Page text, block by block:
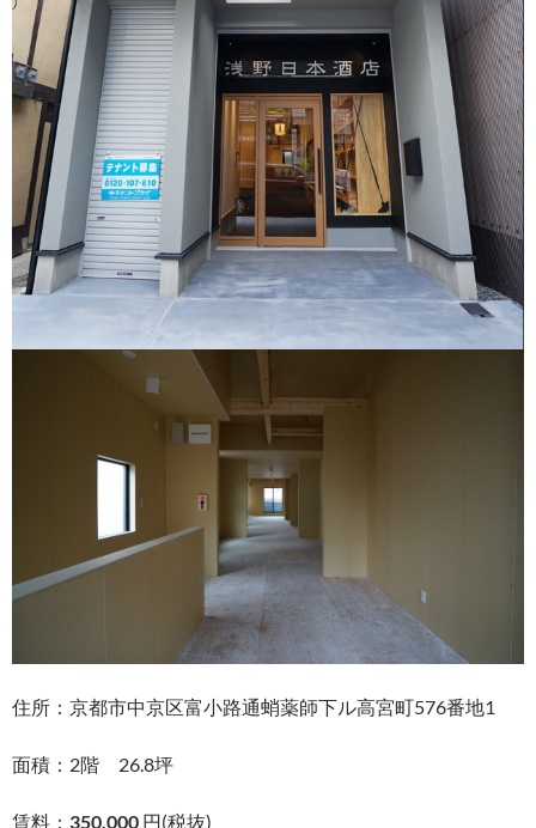
住所：京都市中京区富小路通蛸薬師下ル高宮町576番地1
面積：2階 26.8坪
賃料： 350,000 円(税抜)